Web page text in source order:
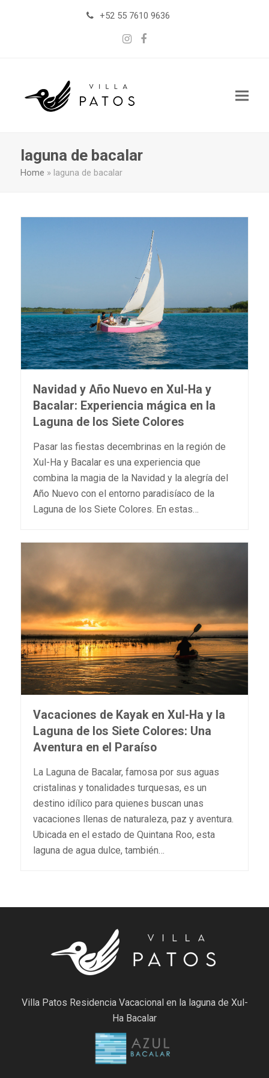
+52 55 7610 9636
Instagram
Facebook
laguna de bacalar
Home » laguna de bacalar
Navidad y Año Nuevo en Xul-Ha y
Bacalar: Experiencia mágica en la
Laguna de los Siete Colores
Pasar las fiestas decembrinas en la región de
Xul-Ha y Bacalar es una experiencia que
combina la magia de la Navidad y la alegría del
Año Nuevo con el entorno paradisíaco de la
Laguna de los Siete Colores. En estas…
Vacaciones de Kayak en Xul-Ha y la
Laguna de los Siete Colores: Una
Aventura en el Paraíso
La Laguna de Bacalar, famosa por sus aguas
cristalinas y tonalidades turquesas, es un
destino idílico para quienes buscan unas
vacaciones llenas de naturaleza, paz y aventura.
Ubicada en el estado de Quintana Roo, esta
laguna de agua dulce, también…
Villa Patos Residencia Vacacional en la laguna de Xul-
Ha Bacalar